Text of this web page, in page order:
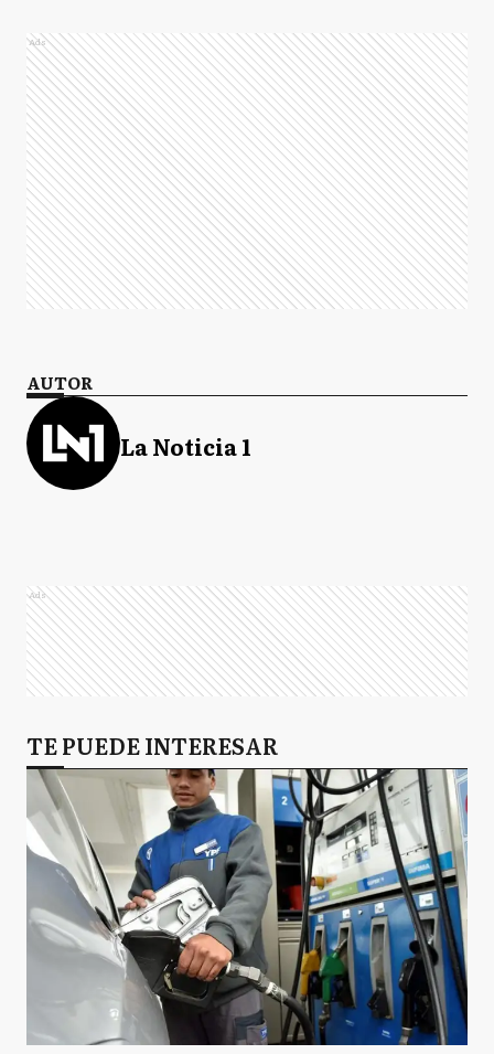
Ads
AUTOR
La Noticia 1
Ads
TE PUEDE INTERESAR